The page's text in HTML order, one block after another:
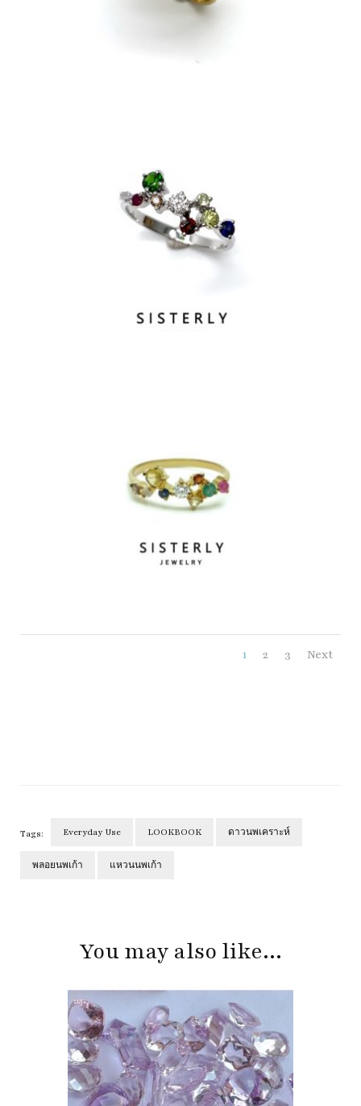
1 2 3 Next
Tags: Everyday Use LOOKBOOK ดาวนพเคราะห์
พลอยนพเก้า แหวนนพเก้า
You may also like...